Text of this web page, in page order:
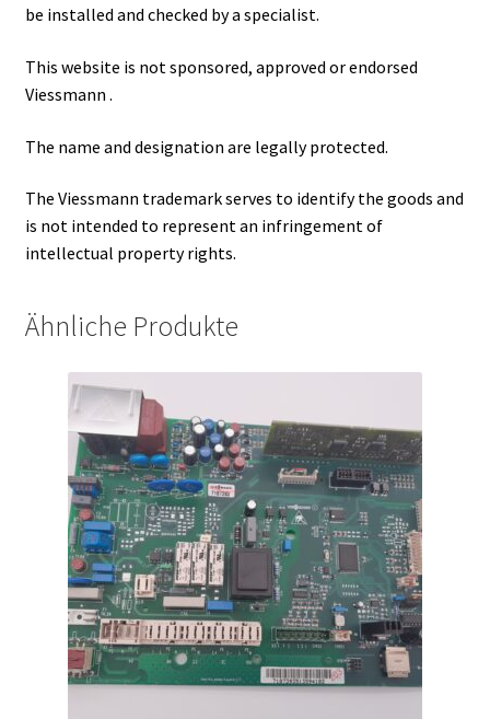
be installed and checked by a specialist.
This website is not sponsored, approved or endorsed
Viessmann .
The name and designation are legally protected.
The Viessmann trademark serves to identify the goods and
is not intended to represent an infringement of
intellectual property rights.
Ähnliche Produkte